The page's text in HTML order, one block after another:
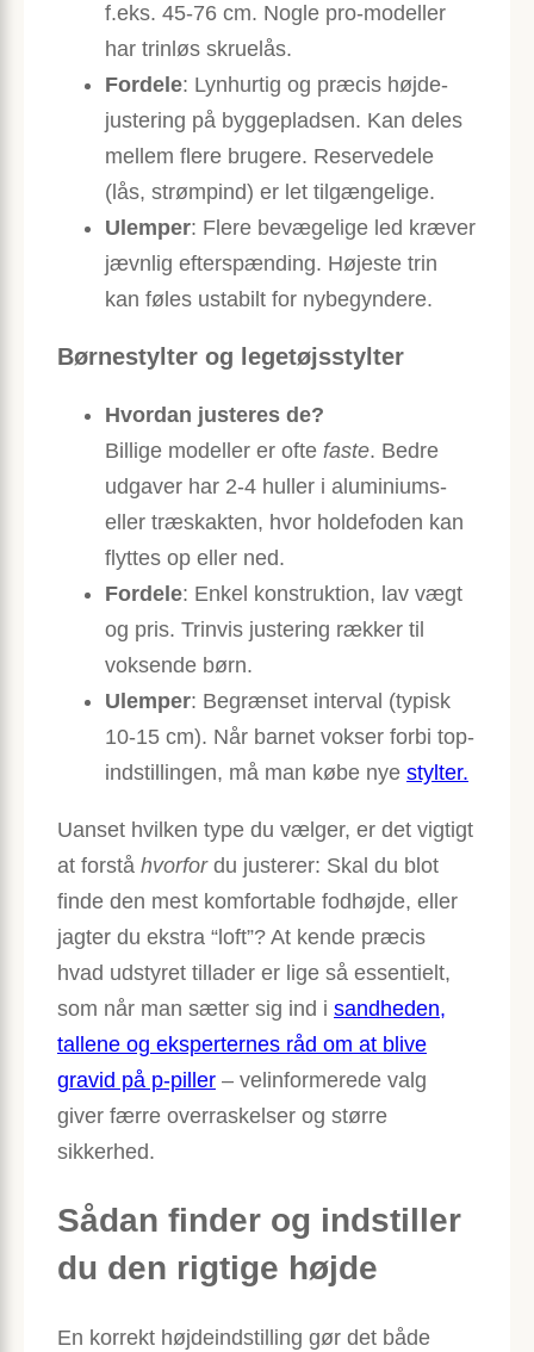
f.eks. 45-76 cm. Nogle pro-modeller
har trinløs skruelås.
Fordele: Lynhurtig og præcis højde­
justering på byggepladsen. Kan deles
mellem flere brugere. Reservedele
(lås, strømpind) er let tilgængelige.
Ulemper: Flere bevægelige led kræver
jævnlig efterspænding. Højeste trin
kan føles ustabilt for nybegyndere.
Børnestylter og legetøjsstylter
Hvordan justeres de?
Billige modeller er ofte faste. Bedre
udgaver har 2-4 huller i aluminiums-
eller træskakten, hvor holdefoden kan
flyttes op eller ned.
Fordele: Enkel konstruktion, lav vægt
og pris. Trinvis justering rækker til
voksende børn.
Ulemper: Begrænset interval (typisk
10-15 cm). Når barnet vokser forbi top­
indstillingen, må man købe nye stylter.
Uanset hvilken type du vælger, er det vigtigt
at forstå hvorfordu justerer: Skal du blot
finde den mest komfortable fodhøjde, eller
jagter du ekstra “loft”? At kende præcis
hvad udstyret tillader er lige så essentielt,
som når man sætter sig ind i sandheden,
tallene og eksperternes råd om at blive
gravid på p-piller – velinformerede valg
giver færre overraskelser og større
sikkerhed.
Sådan finder og indstiller
du den rigtige højde
En korrekt højdeindstilling gør det både